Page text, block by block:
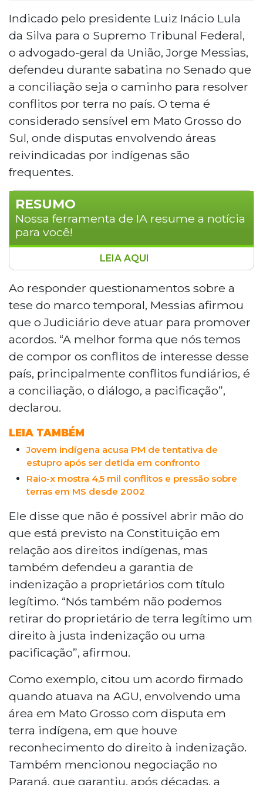
Indicado pelo presidente Luiz Inácio Lula
da Silva para o Supremo Tribunal Federal,
o advogado-geral da União, Jorge Messias,
defendeu durante sabatina no Senado que
a conciliação seja o caminho para resolver
conflitos por terra no país. O tema é
considerado sensível em Mato Grosso do
Sul, onde disputas envolvendo áreas
reivindicadas por indígenas são
frequentes.
RESUMO
Nossa ferramenta de IA resume a notícia
para você!
Jorge Messias, indicado ao STF pelo
presidente Lula, defendeu durante
sabatina no Senado que a conciliação é o
melhor caminho para resolver conflitos
fundiários no país, incluindo disputas com
indígenas. Ele defendeu o equilíbrio entre
direitos indígenas e indenização a
proprietários legítimos. Sobre aborto,
disse ser contrário e que não atuará de
forma ativista no tema. Para assumir a
vaga, precisa do apoio de 41 senadores.
LEIA AQUI
Ao responder questionamentos sobre a
tese do marco temporal, Messias afirmou
que o Judiciário deve atuar para promover
acordos. “A melhor forma que nós temos
de compor os conflitos de interesse desse
país, principalmente conflitos fundiários, é
a conciliação, o diálogo, a pacificação”,
declarou.
LEIA TAMBÉM
Jovem indígena acusa PM de tentativa de
estupro após ser detida em confronto
Raio-x mostra 4,5 mil conflitos e pressão sobre
terras em MS desde 2002
Ele disse que não é possível abrir mão do
que está previsto na Constituição em
relação aos direitos indígenas, mas
também defendeu a garantia de
indenização a proprietários com título
legítimo. “Nós também não podemos
retirar do proprietário de terra legítimo um
direito à justa indenização ou uma
pacificação”, afirmou.
Como exemplo, citou um acordo firmado
quando atuava na AGU, envolvendo uma
área em Mato Grosso com disputa em
terra indígena, em que houve
reconhecimento do direito à indenização.
Também mencionou negociação no
Paraná, que garantiu, após décadas, a